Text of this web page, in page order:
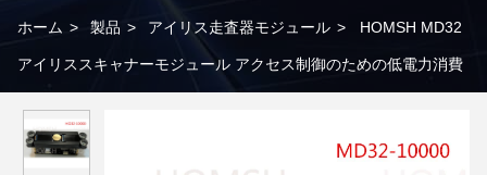
ホーム > 製品 > アイリス走査器モジュール > HOMSH MD32
アイリススキャナーモジュール アクセス制御のための低電力消費